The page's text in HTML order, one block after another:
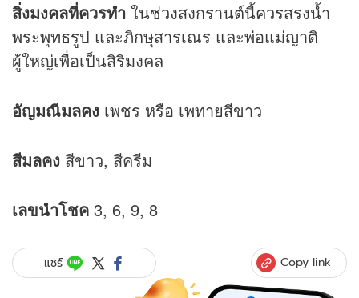
สิ่งมงคลที่ควรทำ ในช่วงสงกรานต์นี้ควรสรงน้ำ
พระพุทธรูป และภิกษุสารเณร และพ่อแม่ญาติ
ผู้ใหญ่เพื่อเป็นสิริมงคล
อัญมณีมลคง เพชร หรือ เพทายสีขาว
สีมลคง สีขาว, สีครีม
เลขนำโชค 3, 6, 9, 8
แชร์ Copy link